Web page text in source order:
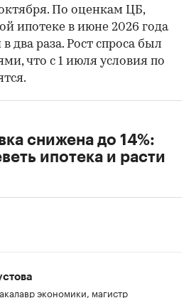
По оценкам ЦБ,
ипотеке в июне 2026 года
два раза. Рост спроса был
что с 1 июля условия по
снижена до 14%:
ипотека и расти
экономики, магистр